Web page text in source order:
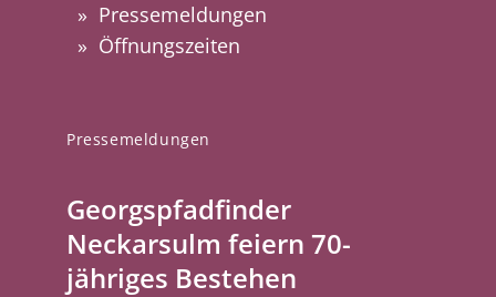
Pressemeldungen
Georgspfadfinder
Neckarsulm feiern 70-
jähriges Bestehen
Pressemeldungen
Öffnungszeiten